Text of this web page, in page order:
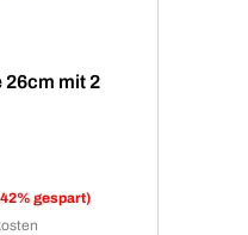
26cm mit 2
gespart)